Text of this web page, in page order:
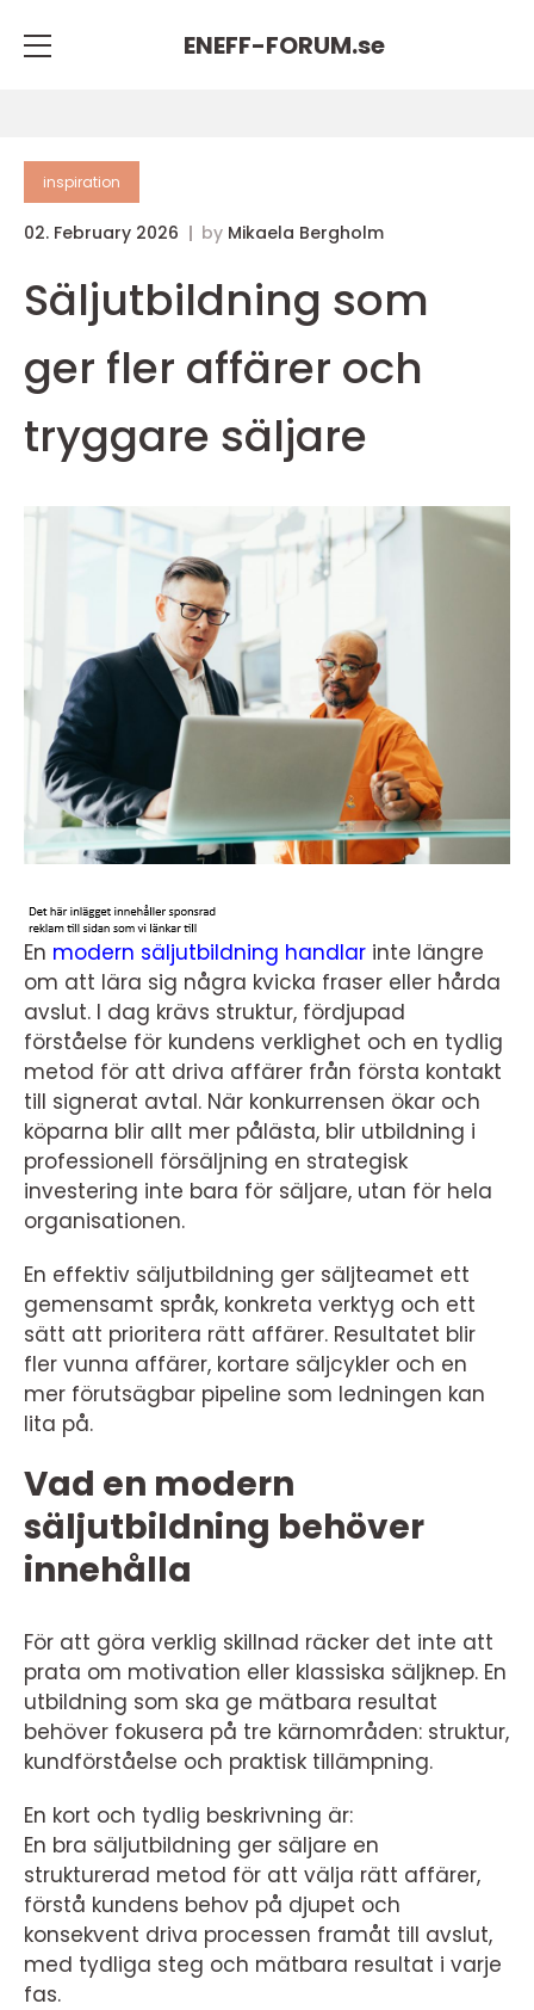
ENEFF-FORUM.se
inspiration
02. February 2026 by Mikaela Bergholm
Säljutbildning som
ger fler affärer och
tryggare säljare
En modern säljutbildning handlar inte längre
om att lära sig några kvicka fraser eller hårda
avslut. I dag krävs struktur, fördjupad
förståelse för kundens verklighet och en tydlig
metod för att driva affärer från första kontakt
till signerat avtal. När konkurrensen ökar och
köparna blir allt mer pålästa, blir utbildning i
professionell försäljning en strategisk
investering inte bara för säljare, utan för hela
organisationen.
En effektiv säljutbildning ger säljteamet ett
gemensamt språk, konkreta verktyg och ett
sätt att prioritera rätt affärer. Resultatet blir
fler vunna affärer, kortare säljcykler och en
mer förutsägbar pipeline som ledningen kan
lita på.
Vad en modern
säljutbildning behöver
innehålla
För att göra verklig skillnad räcker det inte att
prata om motivation eller klassiska säljknep. En
utbildning som ska ge mätbara resultat
behöver fokusera på tre kärnområden: struktur,
kundförståelse och praktisk tillämpning.
En kort och tydlig beskrivning är:
En bra säljutbildning ger säljare en
strukturerad metod för att välja rätt affärer,
förstå kundens behov på djupet och
konsekvent driva processen framåt till avslut,
med tydliga steg och mätbara resultat i varje
fas.